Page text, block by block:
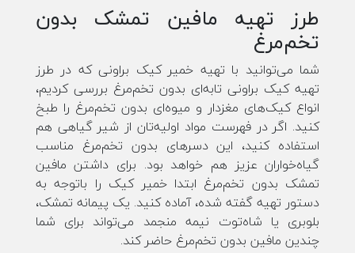
طرز تهیه مافین تمشک بدون
تخم‌مرغ
شما می‌توانید با تهیه خمیر کیک براونی که در طرز
تهیه کیک براونی تابه‌ای بدون تخم‌مرغ بررسی کردیم،
انواع کیک‌های مغزدار و میوه‌ای بدون تخم‌مرغ را طبخ
کنید. اگر در فهرست مواد اولیه‌تان از شیر گیاهی هم
استفاده کنید، این دسرهای بدون تخم‌مرغ مناسب
گیاه‌خواران عزیز هم خواهد بود. برای داشتن مافین
تمشک بدون تخم‌مرغ ابتدا خمیر کیک را باتوجه‌ به
دستور تهیه گفته شده، آماده کنید. یک پیمانه تمشک،
بلوبری یا شاه‌توت نیمه منجمد می‌تواند برای شما
چندین مافین بدون تخم‌مرغ حاضر کند.